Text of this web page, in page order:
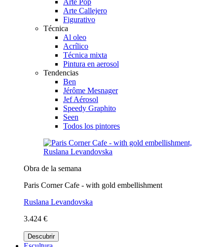
Arte Callejero
Figurativo
Técnica
Al oleo
Acrílico
Técnica mixta
Pintura en aerosol
Tendencias
Ben
Jérôme Mesnager
Jef Aérosol
Speedy Graphito
Seen
Todos los pintores
Obra de la semana
Paris Corner Cafe - with gold embellishment
Ruslana Levandovska
3.424 €
Descubrir